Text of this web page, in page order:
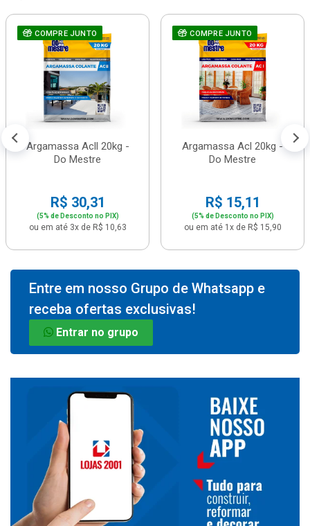
COMPRE JUNTO
Argamassa Acll 20kg -
Do Mestre
R$ 30,31
(5% de Desconto no PIX)
ou em até 3x de R$ 10,63
COMPRE JUNTO
Argamassa Acl 20kg -
Do Mestre
R$ 15,11
(5% de Desconto no PIX)
ou em até 1x de R$ 15,90
Entre em nosso Grupo de Whatsapp e
receba ofertas exclusivas!
Entrar no grupo